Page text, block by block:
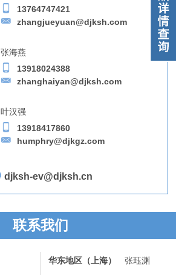
13764747421
zhangjueyuan@djksh.com
张海燕
13918024388
zhanghaiyan@djksh.com
叶汉强
13918417860
humphry@djkgz.com
djksh-ev@djksh.cn
联系我们
华东地区（上海） 张珏渊